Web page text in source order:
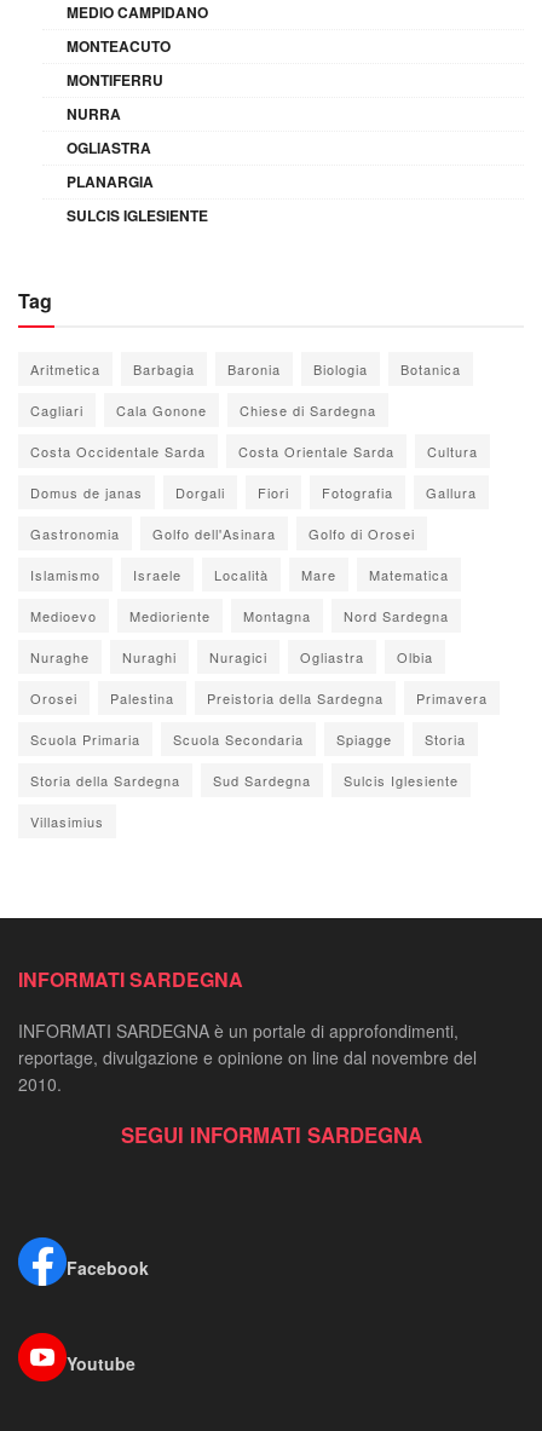
MEDIO CAMPIDANO
MONTEACUTO
MONTIFERRU
NURRA
OGLIASTRA
PLANARGIA
SULCIS IGLESIENTE
Tag
Aritmetica Barbagia Baronia Biologia Botanica
Cagliari Cala Gonone Chiese di Sardegna
Costa Occidentale Sarda Costa Orientale Sarda Cultura
Domus de janas Dorgali Fiori Fotografia Gallura
Gastronomia Golfo dell'Asinara Golfo di Orosei
Islamismo Israele Località Mare Matematica
Medioevo Medioriente Montagna Nord Sardegna
Nuraghe Nuraghi Nuragici Ogliastra Olbia
Orosei Palestina Preistoria della Sardegna Primavera
Scuola Primaria Scuola Secondaria Spiagge Storia
Storia della Sardegna Sud Sardegna Sulcis Iglesiente
Villasimius
INFORMATI SARDEGNA
INFORMATI SARDEGNA è un portale di approfondimenti,
reportage, divulgazione e opinione on line dal novembre del
2010.
SEGUI INFORMATI SARDEGNA
Facebook
Youtube